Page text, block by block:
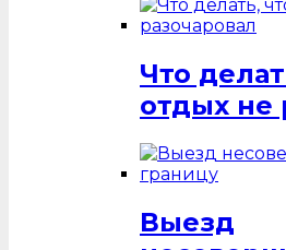
Что
отдых не
Выезд